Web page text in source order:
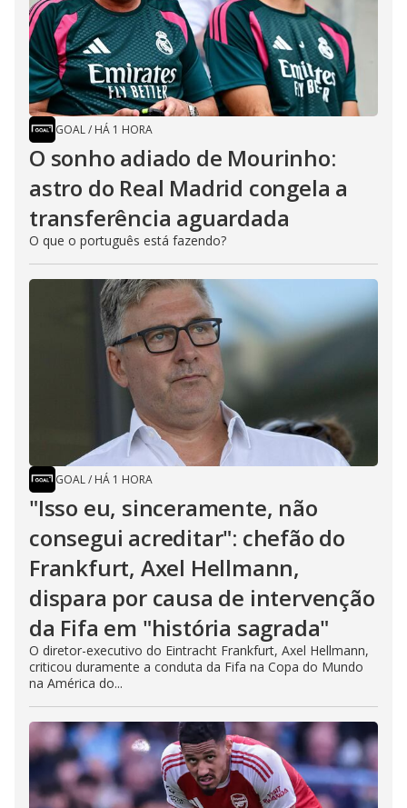
GOAL/ HÁ 1 HORA
O sonho adiado de Mourinho:
astro do Real Madrid congela a
transferência aguardada
O que o português está fazendo?
GOAL/ HÁ 1 HORA
"Isso eu, sinceramente, não
consegui acreditar": chefão do
Frankfurt, Axel Hellmann,
dispara por causa de intervenção
da Fifa em "história sagrada"
O diretor-executivo do Eintracht Frankfurt, Axel Hellmann,
criticou duramente a conduta da Fifa na Copa do Mundo
na América do...